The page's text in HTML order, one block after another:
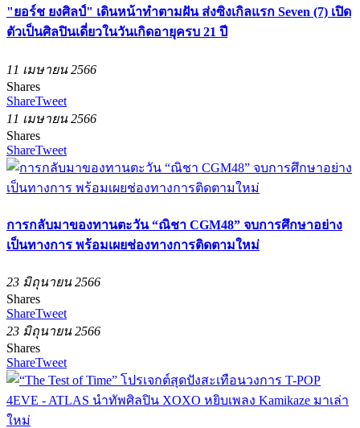
"ยอร์ช ยงศิลป์" เดินหน้าทำตามฝัน ส่งซิงเกิลแรก Seven (7) เปิด
ตัวเป็นศิลปินเดี่ยวในวันเกิดอายุครบ 21 ปี
11 เมษายน 2566
Shares
ShareTweet
11 เมษายน 2566
Shares
ShareTweet
การกลับมาของทานตะวัน “ณิชา CGM48” จบการศึกษาอย่าง
เป็นทางการ พร้อมเผยช่องทางการติดตามใหม่
23 มิถุนายน 2566
Shares
ShareTweet
23 มิถุนายน 2566
Shares
ShareTweet